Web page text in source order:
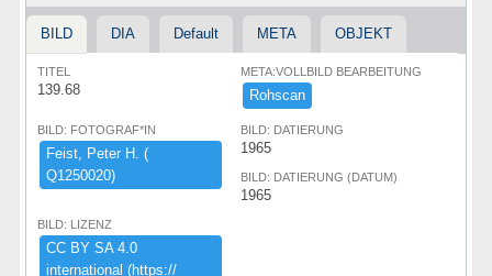
BILD DIA Default META OBJEKT
TITEL
139.68
META:VOLLBILD BEARBEITUNG
Rohscan
BILD: FOTOGRAF*IN
Feist,​ ​Peter ​H.​ ​(​
Q1250020)​
BILD: DATIERUNG
1965
BILD: DATIERUNG (DATUM)
1965
BILD: LIZENZ
CC ​BY ​SA ​4.​0 ​
international ​(​https:​/​/​